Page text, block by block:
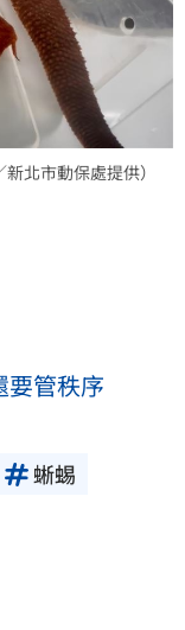
北市動保處提供）
管秩序
蜥蜴